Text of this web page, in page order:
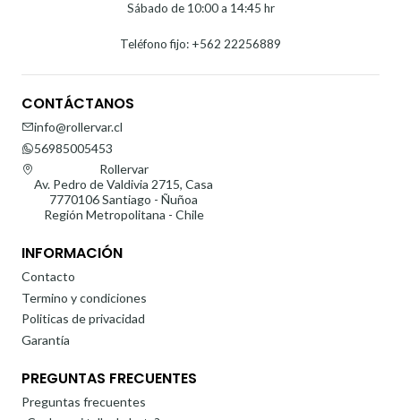
Sábado de 10:00 a 14:45 hr
Teléfono fijo: +562 22256889
CONTÁCTANOS
info@rollervar.cl
56985005453
Rollervar
Av. Pedro de Valdivia 2715, Casa
7770106 Santiago - Ñuñoa
Región Metropolitana - Chile
INFORMACIÓN
Contacto
Termino y condiciones
Politicas de privacidad
Garantía
PREGUNTAS FRECUENTES
Preguntas frecuentes